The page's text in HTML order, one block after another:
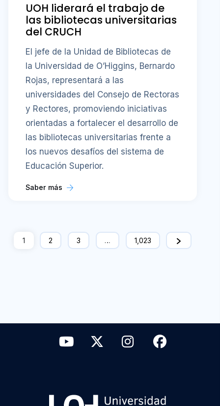
UOH liderará el trabajo de
las bibliotecas universitarias
del CRUCH
El jefe de la Unidad de Bibliotecas de
la Universidad de O’Higgins, Bernardo
Rojas, representará a las
universidades del Consejo de Rectoras
y Rectores, promoviendo iniciativas
orientadas a fortalecer el desarrollo de
las bibliotecas universitarias frente a
los nuevos desafíos del sistema de
Educación Superior.
Saber más
1 2 3 … 1,023